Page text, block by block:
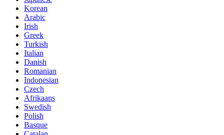
Korean
Arabic
Irish
Greek
Turkish
Italian
Danish
Romanian
Indonesian
Czech
Afrikaans
Swedish
Polish
Basque